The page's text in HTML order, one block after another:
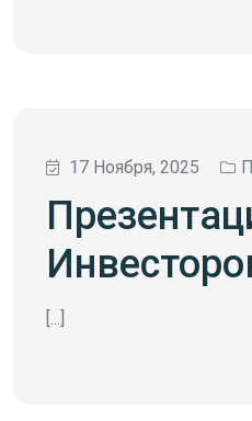
17 Ноября, 2025
[...]